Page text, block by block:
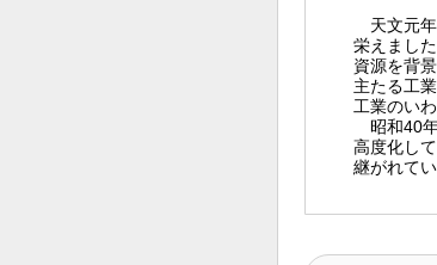
天文元年
栄えまし
資源を背
主たる工
工業のい
昭和40年
高度化し
継がれてい